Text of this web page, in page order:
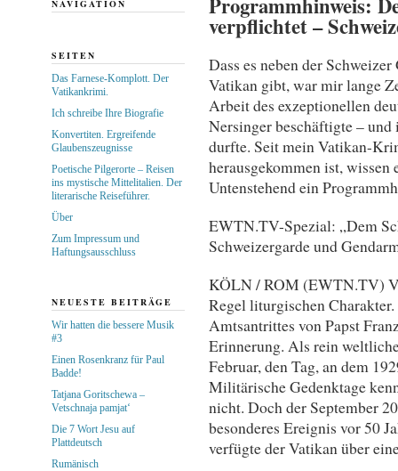
verpflichtet –
Dass es neben der
Vatikan gibt, war mir lange
Arbeit des exzeptionellen
Nersinger beschäftigte –
durfte. Seit mein Vatikan-
herausgekommen ist, wissen
Untenstehend ein
EWTN.TV-Spezial: „Dem
Schweizergarde und
KÖLN / ROM (EWTN.TV)
Regel liturgischen Charakter.
Amtsantrittes von Papst
Erinnerung. Als rein
Februar, den Tag, an dem
Militärische Gedenktage
nicht. Doch der September
besonderes Ereignis vor 50
verfügte der Vatikan über
NAVIGATION
SEITEN
Das Farnese-Komplott. Der
Vatikankrimi.
Ich schreibe Ihre Biografie
Konvertiten. Ergreifende
Glaubenszeugnisse
Poetische Pilgerorte – Reisen
ins mystische Mittelitalien. Der
literarische Reiseführer.
Über
Zum Impressum und
Haftungsausschluss
NEUESTE BEITRÄGE
Wir hatten die bessere Musik
#3
Einen Rosenkranz für Paul
Badde!
Tatjana Goritschewa –
Vetschnaja pamjat‘
Die 7 Wort Jesu auf
Plattdeutsch
Rumänisch